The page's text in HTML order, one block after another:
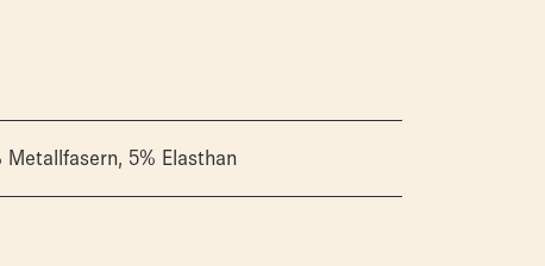
Metallfasern, 5% Elasthan